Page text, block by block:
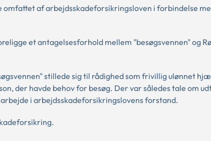
omfattet af arbejdsskadeforsikringsloven i forbindelse
et antagelsesforhold mellem "besøgsvennen" og
stillede sig til rådighed som frivillig ulønnet
der havde behov for besøg. Der var således tale om
i arbejdsskadeforsikringslovens forstand.